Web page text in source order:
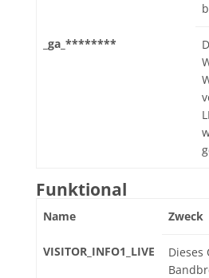
_ga_********
Funktional
Name Zweck
VISITOR_INFO1_LIVE
Dieses